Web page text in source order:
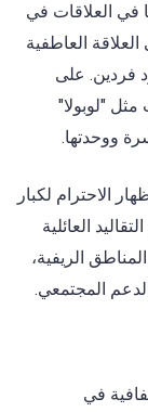
في العلاقات في
العاطفية
فردين. على
"لوبولا"
ووحدتها.
الاحترام لكبار
العائلية
الريفية،
المجتمعي.
في